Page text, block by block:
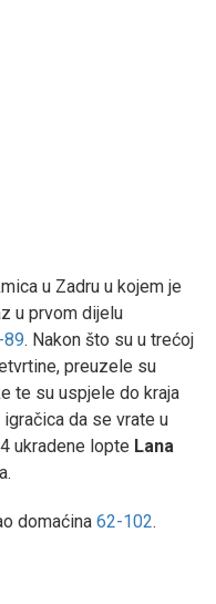
u Zadru u kojem je
u prvom dijelu
. Nakon što su u trećoj
preuzele su
te su uspjele do kraja
da se vrate u
ukradene lopte Lana
domaćina 62-102.